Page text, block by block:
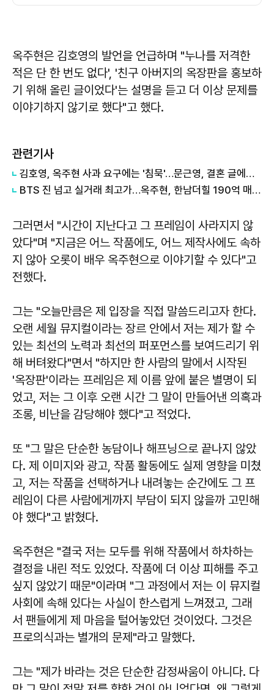
옥주현은 김호영의 발언을 언급하며 "누나를 저격한
적은 단 한 번도 없다', '친구 아버지의 옥장판을 홍보하
기 위해 올린 글이었다'는 설명을 듣고 더 이상 문제를
이야기하지 않기로 했다"고 했다.
관련기사
김호영, 옥주현 사과 요구에는 '침묵'…문근영, 결혼 글에는 '축하'
BTS 진 넘고 실거래 최고가…옥주현, 한남더힐 190억 매입에 쏠리는 눈
그러면서 "시간이 지난다고 그 프레임이 사라지지 않
았다"며 "지금은 어느 작품에도, 어느 제작사에도 속하
지 않아 오롯이 배우 옥주현으로 이야기할 수 있다"고
전했다.
그는 "오늘만큼은 제 입장을 직접 말씀드리고자 한다.
오랜 세월 뮤지컬이라는 장르 안에서 저는 제가 할 수
있는 최선의 노력과 최선의 퍼포먼스를 보여드리기 위
해 버텨왔다"면서 "하지만 한 사람의 말에서 시작된
'옥장판'이라는 프레임은 제 이름 앞에 붙은 별명이 되
었고, 저는 그 이후 오랜 시간 그 말이 만들어낸 의혹과
조롱, 비난을 감당해야 했다"고 적었다.
또 "그 말은 단순한 농담이나 해프닝으로 끝나지 않았
다. 제 이미지와 광고, 작품 활동에도 실제 영향을 미쳤
고, 저는 작품을 선택하거나 내려놓는 순간에도 그 프
레임이 다른 사람에게까지 부담이 되지 않을까 고민해
야 했다"고 밝혔다.
옥주현은 "결국 저는 모두를 위해 작품에서 하차하는
결정을 내린 적도 있었다. 작품에 더 이상 피해를 주고
싶지 않았기 때문"이라며 "그 과정에서 저는 이 뮤지컬
사회에 속해 있다는 사실이 한스럽게 느껴졌고, 그래
서 팬들에게 제 마음을 털어놓았던 것이었다. 그것은
프로의식과는 별개의 문제"라고 말했다.
그는 "제가 바라는 것은 단순한 감정싸움이 아니다. 다